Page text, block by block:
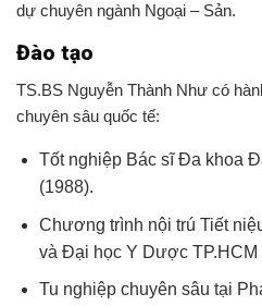
dự chuyên ngành Ngoại – Sản.
Đào tạo
TS.BS Nguyễn Thành Như có
chuyên sâu quốc tế:
Tốt nghiệp Bác sĩ Đa khoa
(1988).
Chương trình nội trú Tiết
và Đại học Y Dược TP.HCM
Tu nghiệp chuyên sâu tại